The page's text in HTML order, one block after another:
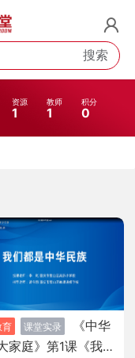
搜索
资源
1
教师
1
积分
0
育 课堂实录
《中华
家庭》第1课《我